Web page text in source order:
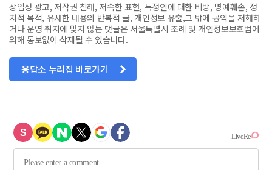
상업성 광고, 저작권 침해, 저속한 표현, 특정인에 대한 비방, 명예훼손, 정
치적 목적, 유사한 내용의 반복적 글, 개인정보 유출,그 밖에 공익을 저해하
거나 운영 취지에 맞지 않는 댓글은 서울특별시 조례 및 개인정보보호법에
의해 통보없이 삭제될 수 있습니다.
응답소 누리집 바로가기